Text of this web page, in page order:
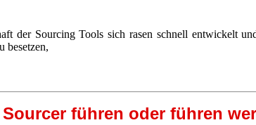
der Sourcing Tools sich rasen schnell entwickelt
besetzen,
führen oder führen